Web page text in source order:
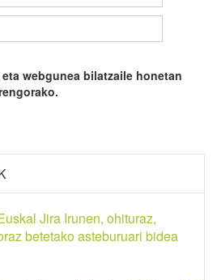
webgunea bilatzaile honetan
Jira Irunen, ohituraz,
betetako asteburuari bidea